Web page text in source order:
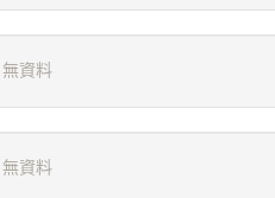
無資料
無資料